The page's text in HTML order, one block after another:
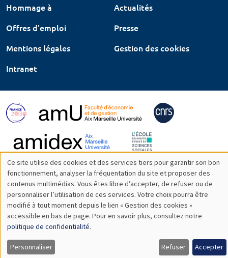
Hommage à
Actualités
Offres d'emploi
Presse
Mentions légales
Gestion des cookies
Intranet
Utilisation
des
données
personnelles
et
Ce site utilise des cookies et des services tiers pour garantir son bon
fonctionnement, analyser la fréquentation du site et proposer des
contenus multimédias. Vous êtes libre d’accepter, de refuser ou de
personnaliser l’utilisation de ces services. Votre choix pourra être
modifié à tout moment depuis le lien « Gestion des cookies »
accessible en bas de page. Pour en savoir plus, consultez notre
politique de confidentialité.
Personnaliser Refuser Accepter